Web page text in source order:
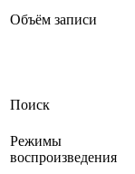
Объём записи
Поиск
Режимы
воспроизведения